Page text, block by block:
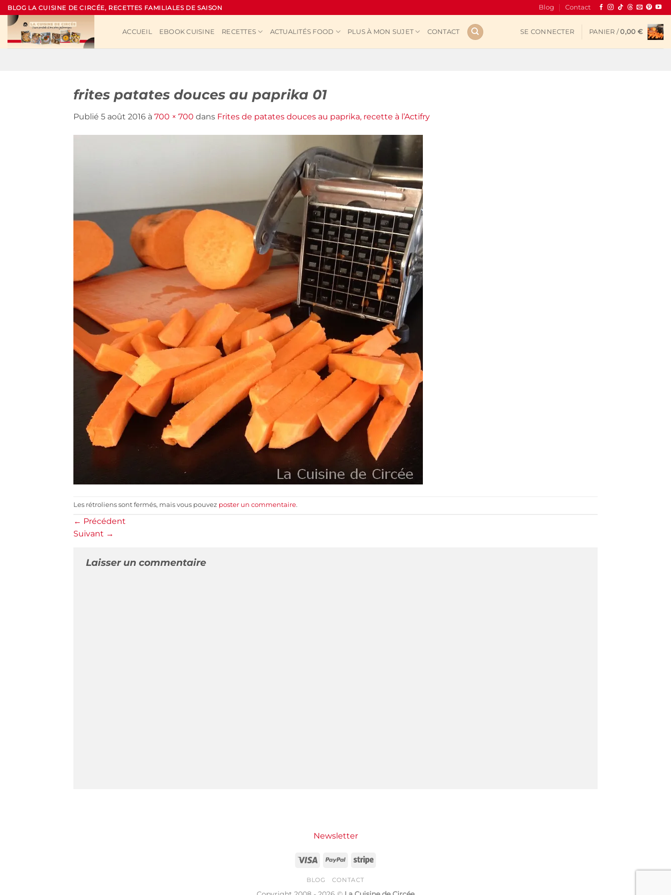
Passer
au
contenu
BLOG LA CUISINE DE CIRCÉE, RECETTES FAMILIALES DE SAISON Blog Contact
ACCUEIL EBOOK CUISINE RECETTES ACTUALITÉS FOOD PLUS À MON SUJET CONTACT SE CONNECTER PANIER /0,00 €
frites patates douces au paprika 01
Publié 5 août 2016 à 700 × 700 dans Frites de patates douces au paprika, recette à l’Actifry
Les rétroliens sont fermés, mais vous pouvez poster un commentaire.
← Précédent
Suivant →
Laisser un commentaire
Newsletter
Visa PayPal Stripe
BLOG CONTACT